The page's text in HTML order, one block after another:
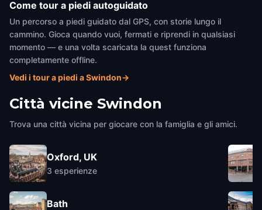
Come tour a piedi autoguidato
Un percorso a piedi guidato dal GPS, con storie lungo il
cammino. Gioca quando vuoi, fermati e riprendi in qualsiasi
momento — e una volta scaricata la quest funziona
completamente offline.
Vedi i tour a piedi a Swindon→
Città vicine Swindon
Trova una città vicina per giocare con la famiglia e gli amici.
Oxford, UK
3 esperienze
Bath